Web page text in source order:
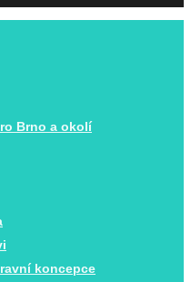
Brno a okolí
koncepce